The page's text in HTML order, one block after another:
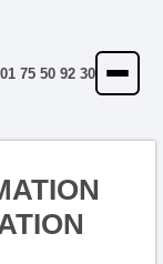
01 75 50 92 30
OFFRE